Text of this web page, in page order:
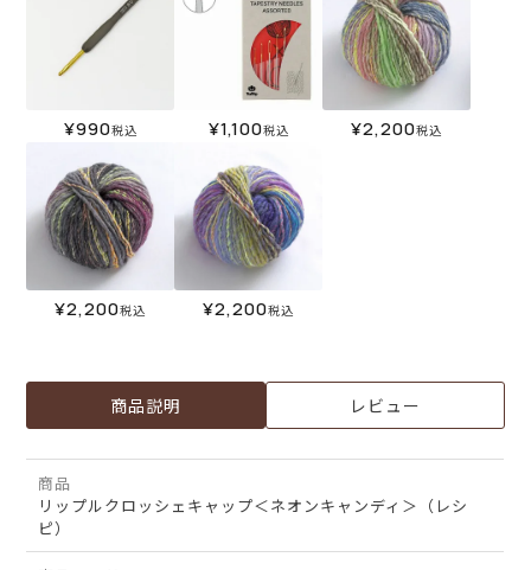
¥990税込 ¥1,100税込 ¥2,200税込
¥2,200税込 ¥2,200税込
商品説明 レビュー
商品
リップルクロッシェキャップ＜ネオンキャンディ＞（レシ
ピ）